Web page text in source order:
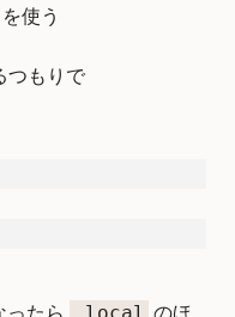
使う
つもりで